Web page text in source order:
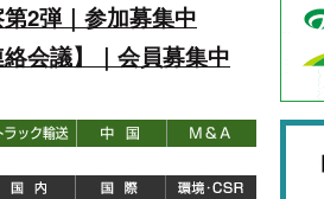
2弾｜参加募集中
会議】｜会員募集中